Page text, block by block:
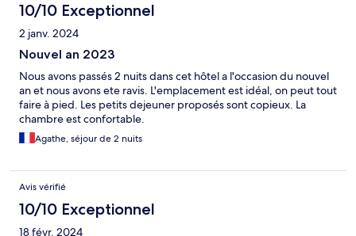
10/10 Exceptionnel
2 janv. 2024
Nouvel an 2023
Nous avons passés 2 nuits dans cet hôtel a l'occasion du nouvel
an et nous avons ete ravis. L'emplacement est idéal, on peut tout
faire à pied. Les petits dejeuner proposés sont copieux. La
chambre est confortable.
Agathe, séjour de 2 nuits
Avis vérifié
10/10 Exceptionnel
18 févr. 2024